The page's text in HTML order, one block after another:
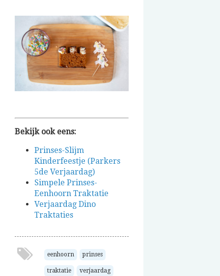
Bekijk ook eens:
Prinses-Slijm
Kinderfeestje (Parkers
5de Verjaardag)
Simpele Prinses-
Eenhoorn Traktatie
Verjaardag Dino
Traktaties
eenhoorn prinses
traktatie verjaardag